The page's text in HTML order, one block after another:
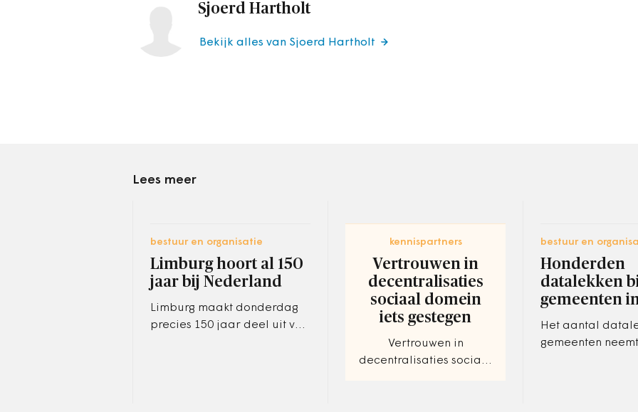
Sjoerd Hartholt
Bekijk alles van Sjoerd Hartholt
Lees meer
bestuur en organisatie
Limburg hoort al 150
jaar bij Nederland
Limburg maakt donderdag
precies 150 jaar deel uit van
kennispartners
Vertrouwen in
decentralisaties
sociaal domein
iets gestegen
Vertrouwen in
decentralisaties sociaal
bestuur en
Honderden
datalekken
gemeenten
Het aantal
gemeenten